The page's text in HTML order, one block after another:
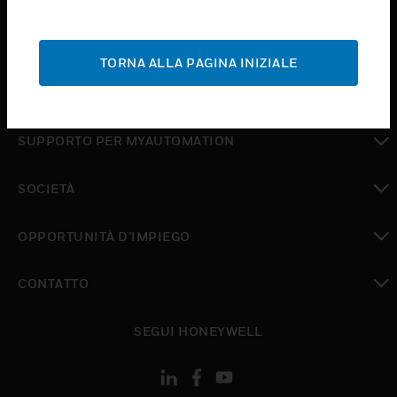
ASSISTENZA
toggle view
toggle view
SUPPORTO PER MYAUTOMATION
SOCIETÀ
OPPORTUNITÀ D’IMPIEGO
CONTATTO
SEGUI HONEYWELL
TORNA ALLA PAGINA INIZIALE